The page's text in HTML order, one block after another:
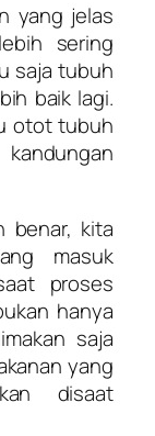
yang jelas
sering
saja tubuh
baik lagi.
otot tubuh
benar, kita
masuk
proses
hanya
saja
yang
disaat